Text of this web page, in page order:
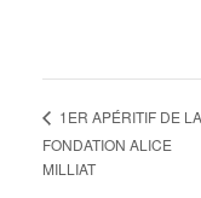
1ER APÉRITIF DE LA
FONDATION ALICE
MILLIAT